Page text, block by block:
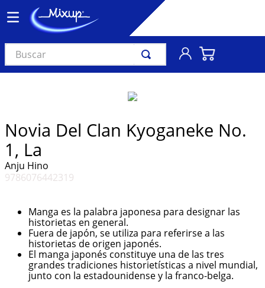
Buscar
Novia Del Clan Kyoganeke No.
1, La
Anju Hino
9786076442319
Manga es la palabra japonesa para designar las
historietas en general.
Fuera de japón, se utiliza para referirse a las
historietas de origen japonés.
El manga japonés constituye una de las tres
grandes tradiciones historietísticas a nivel mundial,
junto con la estadounidense y la franco-belga.
3
audífonos
5.
ariana grande
7.
bts
8.
manga
9.
bocinas
10 . taylor swift